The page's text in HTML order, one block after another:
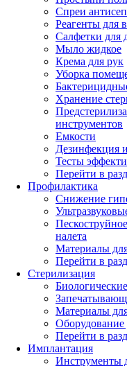
Спреи
Реагенты для
Салфетки для
Мыло жидкое
Крема для рук
Уборка
Хранение
инструментов
Емкости
Дезинфекция
Тесты
Перейти в
Профилактика
Снижение
налета
Материалы
Перейти в
Стерилизация
Материалы
Оборудование
Перейти в
Имплантация
Инструменты